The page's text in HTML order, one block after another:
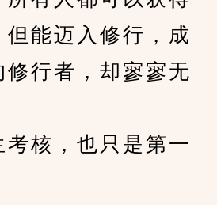
能迈入修行，成
修行者，却寥寥无
核，也只是第一